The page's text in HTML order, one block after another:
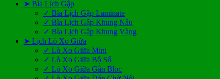
➤ Bìa Lịch Gập
✓ Bìa Lịch Gập Laminate
✓ Bìa Lịch Gập Khung Nâu
✓ Bìa Lịch Gập Khung Vàng
➤ Lịch Lò Xo Giữa
✓ Lò Xo Giữa Mini
✓ Lò Xo Giữa Bộ Số
✓ Lò Xo Giữa Gắn Bloc